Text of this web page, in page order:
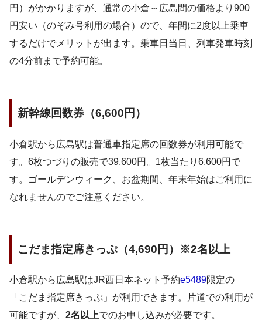
円）がかかりますが、通常の小倉～広島間の価格より900
円安い（のぞみ号利用の場合）ので、年間に2度以上乗車
するだけでメリットが出ます。乗車日当日、列車発車時刻
の4分前まで予約可能。
新幹線回数券（6,600円）
小倉駅から広島駅は普通車指定席の回数券が利用可能で
す。6枚つづりの販売で39,600円。1枚当たり6,600円で
す。ゴールデンウィーク、お盆期間、年末年始はご利用に
なれませんのでご注意ください。
こだま指定席きっぷ（4,690円）※2名以上
小倉駅から広島駅はJR西日本ネット予約e5489限定の
「こだま指定席きっぷ」が利用できます。片道での利用が
可能ですが、 2名以上でのお申し込みが必要です。